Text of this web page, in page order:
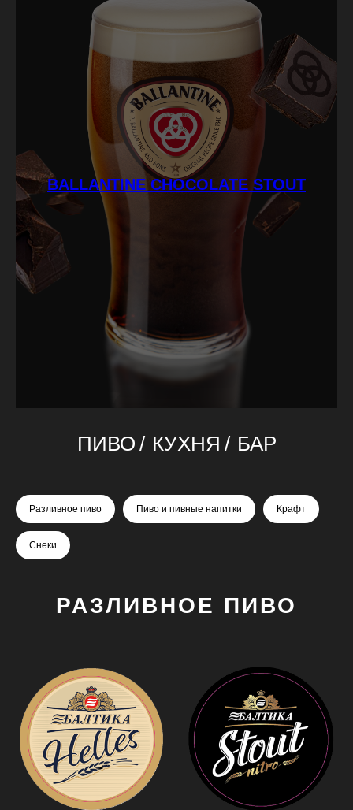
BALLANTINE CHOCOLATE STOUT
ПИВО / КУХНЯ / БАР
Разливное пиво Пиво и пивные напитки Крафт
Снеки
РАЗЛИВНОЕ ПИВО